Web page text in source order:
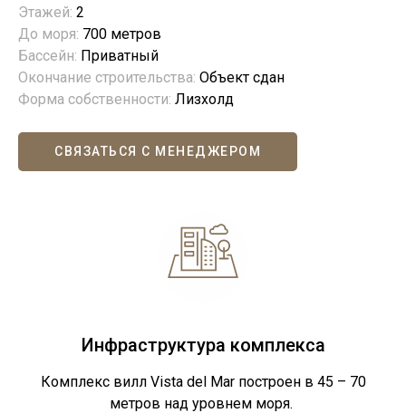
Этажей: 2
До моря: 700 метров
Бассейн: Приватный
Окончание строительства: Объект сдан
Форма собственности: Лизхолд
СВЯЗАТЬСЯ С МЕНЕДЖЕРОМ
Инфраструктура комплекса
Комплекс вилл Vista del Mar построен в 45 – 70
метров над уровнем моря.